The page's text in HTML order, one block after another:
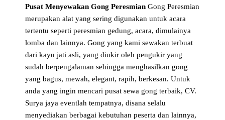
Pusat Menyewakan Gong PeresmianGong Peresmian
merupakan alat yang sering digunakan untuk acara
tertentu seperti peresmian gedung, acara, dimulainya
lomba dan lainnya. Gong yang kami sewakan terbuat
dari kayu jati asli, yang diukir oleh pengukir yang
sudah berpengalaman sehingga menghasilkan gong
yang bagus, mewah, elegant, rapih, berkesan. Untuk
anda yang ingin mencari pusat sewa gong terbaik, CV.
Surya jaya eventlah tempatnya, disana selalu
menyediakan berbagai kebutuhan peserta dan lainnya,